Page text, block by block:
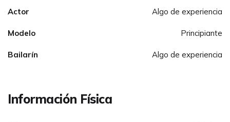
Actor Algo de experiencia
Modelo Principiante
Bailarín Algo de experiencia
Información Física